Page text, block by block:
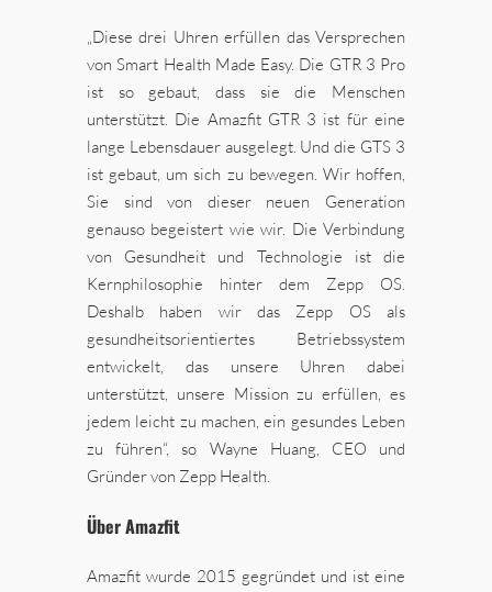
„Diese drei Uhren erfüllen das Versprechen
von Smart Health Made Easy. Die GTR 3 Pro
ist so gebaut, dass sie die Menschen
unterstützt. Die Amazfit GTR 3 ist für eine
lange Lebensdauer ausgelegt. Und die GTS 3
ist gebaut, um sich zu bewegen. Wir hoffen,
Sie sind von dieser neuen Generation
genauso begeistert wie wir. Die Verbindung
von Gesundheit und Technologie ist die
Kernphilosophie hinter dem Zepp OS.
Deshalb haben wir das Zepp OS als
gesundheitsorientiertes Betriebssystem
entwickelt, das unsere Uhren dabei
unterstützt, unsere Mission zu erfüllen, es
jedem leicht zu machen, ein gesundes Leben
zu führen“, so Wayne Huang, CEO und
Gründer von Zepp Health.
Über Amazfit
Amazfit wurde 2015 gegründet und ist eine